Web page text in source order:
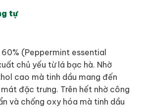
tự
60% (Peppermint essential
chủ yếu từ lá bạc hà. Nhờ
cao mà tinh dầu mang đến
đặc trưng. Trên hết nhờ công
và chống oxy hóa mà tinh dầu